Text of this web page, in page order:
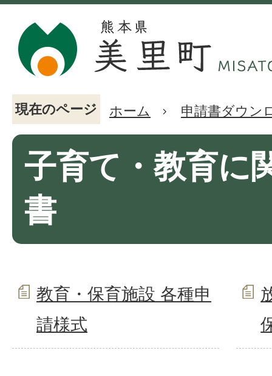
現在のページ ホーム 申請書ダウン
子育て・教育に
書
教育・保育施設 各種申
請様式